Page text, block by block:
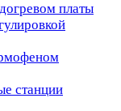
платы
станции